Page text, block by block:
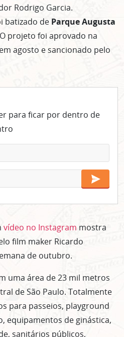
Rodrigo Garcia.
batizado de Parque Augusta
projeto foi aprovado na
agosto e sancionado pelo
para ficar por dentro de
vídeo no Instagram mostra
film maker Ricardo
de outubro.
uma área de 23 mil metros
de São Paulo. Totalmente
para passeios, playground
equipamentos de ginástica,
sanitários públicos,